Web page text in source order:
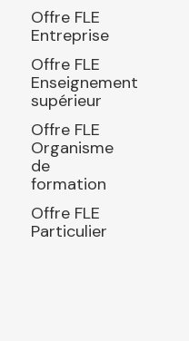
Offre FLE
Entreprise
Offre FLE
Enseignement
supérieur
Offre FLE
Organisme
de
formation
Offre FLE
Particulier